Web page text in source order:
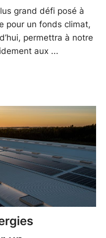
grand défi posé à
pour un fonds climat,
permettra à notre
aux